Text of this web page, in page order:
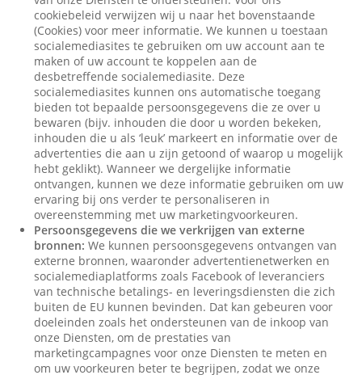
cookiebeleid verwijzen wij u naar het bovenstaande
(Cookies) voor meer informatie. We kunnen u toestaan
socialemediasites te gebruiken om uw account aan te
maken of uw account te koppelen aan de
desbetreffende socialemediasite. Deze
socialemediasites kunnen ons automatische toegang
bieden tot bepaalde persoonsgegevens die ze over u
bewaren (bijv. inhouden die door u worden bekeken,
inhouden die u als ‘leuk’ markeert en informatie over de
advertenties die aan u zijn getoond of waarop u mogelijk
hebt geklikt). Wanneer we dergelijke informatie
ontvangen, kunnen we deze informatie gebruiken om uw
ervaring bij ons verder te personaliseren in
overeenstemming met uw marketingvoorkeuren.
Persoonsgegevens die we verkrijgen van externe
bronnen: We kunnen persoonsgegevens ontvangen van
externe bronnen, waaronder advertentienetwerken en
socialemediaplatforms zoals Facebook of leveranciers
van technische betalings- en leveringsdiensten die zich
buiten de EU kunnen bevinden. Dat kan gebeuren voor
doeleinden zoals het ondersteunen van de inkoop van
onze Diensten, om de prestaties van
marketingcampagnes voor onze Diensten te meten en
om uw voorkeuren beter te begrijpen, zodat we onze